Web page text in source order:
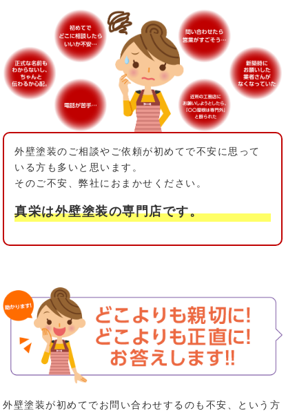
外壁塗装のご相談やご依頼が初めてで不安に思って
いる方も多いと思います。
そのご不安、弊社におまかせください。
真栄は外壁塗装の専門店です。
外壁塗装が初めてでお問い合わせするのも不安、という方